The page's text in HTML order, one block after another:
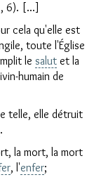
6). [...]
cela qu'elle est
toute l'Église
le salut et la
humain de
telle, elle détruit
.
la mort, la mort
, l'enfer;